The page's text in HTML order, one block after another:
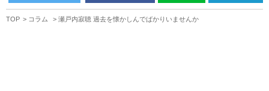
TOP コラム 瀬戸内寂聴 過去を懐かしんでばかりいませんか